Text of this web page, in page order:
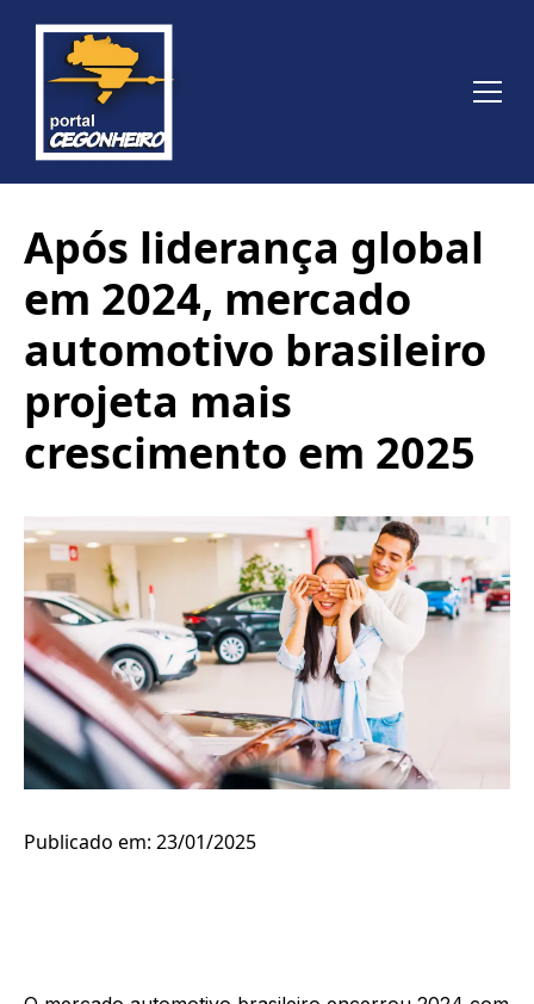
Após liderança global
em 2024, mercado
automotivo brasileiro
projeta mais
crescimento em 2025
Publicado em: 23/01/2025